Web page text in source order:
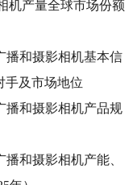
机产量全球市场份额
播和摄影相机基本信
手及市场地位
播和摄影相机产品规
播和摄影相机产能、